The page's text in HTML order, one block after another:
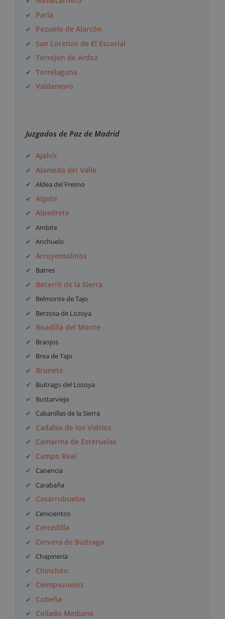
Parla
Pozuelo de Alarcón
San Lorenzo de El Escorial
Torrejón de Ardoz
Torrelaguna
Valdemoro
Juzgados de Paz de Madrid
Ajalvir
Alameda del Valle
Aldea del Fresno
Algete
Alpedrete
Ambite
Anchuelo
Arroyomolinos
Batres
Becerril de la Sierra
Belmonte de Tajo
Berzosa de Lozoya
Boadilla del Monte
Braojos
Brea de Tajo
Brunete
Buitrago del Lozoya
Bustarviejo
Cabanillas de la Sierra
Cadalso de los Vidrios
Camarma de Esteruelas
Campo Real
Canencia
Carabaña
Casarrubuelos
Cenicientos
Cercedilla
Cervera de Buitrago
Chapinería
Chinchón
Ciempozuelos
Cobeña
Collado Mediano